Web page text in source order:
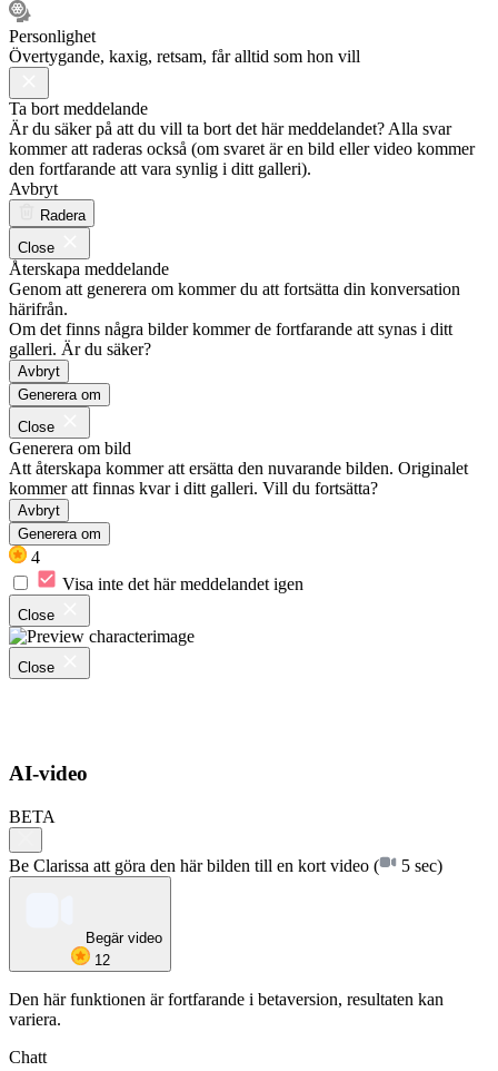
Personlighet
Övertygande, kaxig, retsam, får alltid som hon vill
Ta bort meddelande
Är du säker på att du vill ta bort det här meddelandet? Alla svar
kommer att raderas också (om svaret är en bild eller video kommer
den fortfarande att vara synlig i ditt galleri).
Avbryt
Radera
Close
Återskapa meddelande
Genom att generera om kommer du att fortsätta din konversation
härifrån.
Om det finns några bilder kommer de fortfarande att synas i ditt
galleri. Är du säker?
Avbryt
Generera om
Close
Generera om bild
Att återskapa kommer att ersätta den nuvarande bilden. Originalet
kommer att finnas kvar i ditt galleri. Vill du fortsätta?
Avbryt
Generera om
4
Visa inte det här meddelandet igen
Close
Close
AI-video
BETA
Be Clarissa att göra den här bilden till en kort video ( 5 sec)
Begär video
12
Den här funktionen är fortfarande i betaversion, resultaten kan
variera.
Chatt